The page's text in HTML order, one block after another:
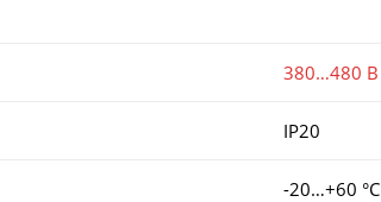
380…480 В
IP20
-20…+60 °С